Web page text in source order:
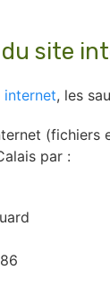
site
internet, les
(fichiers
par :